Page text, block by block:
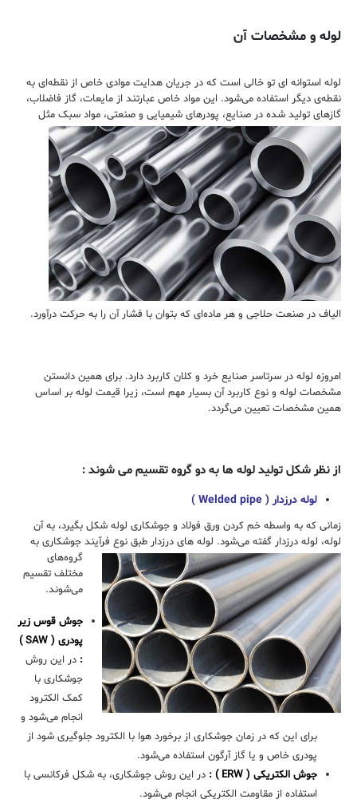
لوله و مشخصات آن
لوله استوانه ای تو خالی است که در جریان هدایت موادی خاص از نقطه‌ای به
نقطه‌ی دیگر استفاده می‌شود. این مواد خاص عبارتند از مایعات، گاز فاضلاب،
گازهای تولید شده در صنایع، پودرهای شیمیایی و صنعتی، مواد سبک مثل
الیاف در صنعت حلاجی و هر ماده‌ای که بتوان با فشار آن را به حرکت درآورد.
امروزه لوله در سرتاسر صنایع خرد و کلان کاربرد دارد. برای همین دانستن
مشخصات لوله و نوع کاربرد آن بسیار مهم است، زیرا قیمت لوله بر اساس
همین مشخصات تعیین می‌گردد.
از نظر شکل تولید لوله ها به دو گروه تقسیم می شوند :
لوله درزدار ( Welded pipe )
زمانی که به ‌واسطه‌ خم کردن ورق فولاد و جوشکاری لوله شکل بگیرد، به آن
لوله‌، لوله درزدار گفته می‌شود. لوله های درزدار طبق نوع فرآیند جوشکاری به
گروه‌های
مختلف تقسیم
می‌شوند.
جوش قوس زیر
پودری ( SAW )
: در این روش
جوشکاری با
کمک الکترود
انجام می‌شود و
برای این ‌که در زمان جوشکاری از برخورد هوا با الکترود جلوگیری شود از
پودری خاص و یا گاز آرگون استفاده می‌شود.
جوش الکتریکی ( ERW ) :
در این روش جوشکاری، به شکل فرکانسی با
استفاده از مقاومت الکتریکی انجام می‌شود.